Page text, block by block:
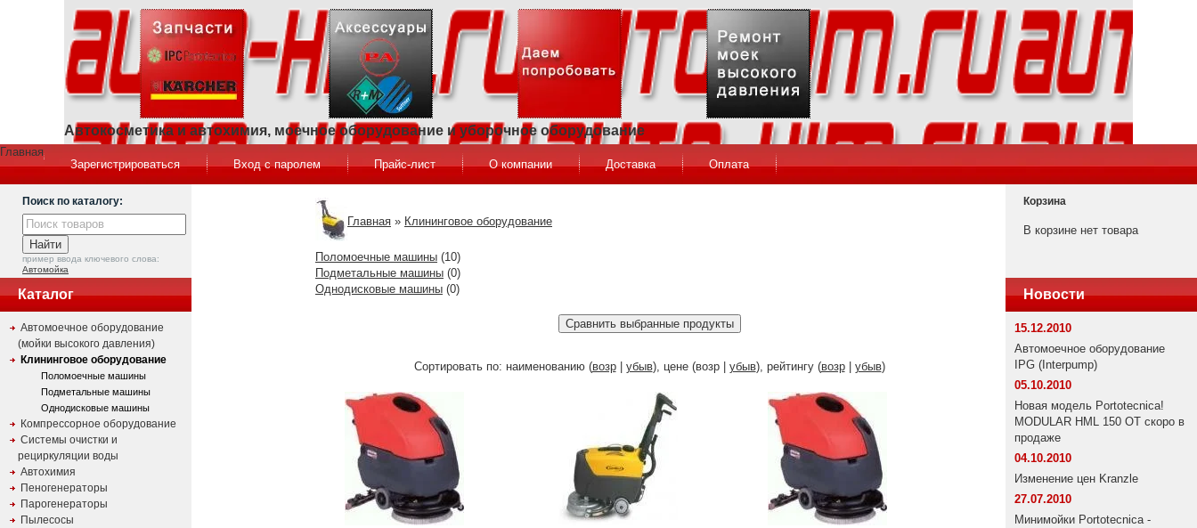
Автокосметика и автохимия, моечное оборудование и уборочное оборудование
Главная
Зарегистрироваться
Вход с паролем Прайс-лист О компании Доставка Оплата
Поиск по каталогу:
пример ввода ключевого слова:
Автомойка
Каталог
Автомоечное оборудование
(мойки высокого давления)
Клининговое оборудование
Поломоечные машины
Подметальные машины
Однодисковые машины
Компрессорное оборудование
Системы очистки и
рециркуляции воды
Автохимия
Пеногенераторы
Парогенераторы
Пылесосы
Главная » Клининговое оборудование
Поломоечные машины (10)
Подметальные машины (0)
Однодисковые машины (0)
Сортировать по: наименованию (возр| убыв), цене (возр | убыв), рейтингу (возр| убыв)
Корзина
В корзине нет товара
Новости
15.12.2010
Автомоечное оборудование
IPG (Interpump)
05.10.2010
Новая модель Portotecnica!
MODULAR HML 150 OT скоро в
продаже
04.10.2010
Изменение цен Kranzle
27.07.2010
Минимойки Portotecnica -